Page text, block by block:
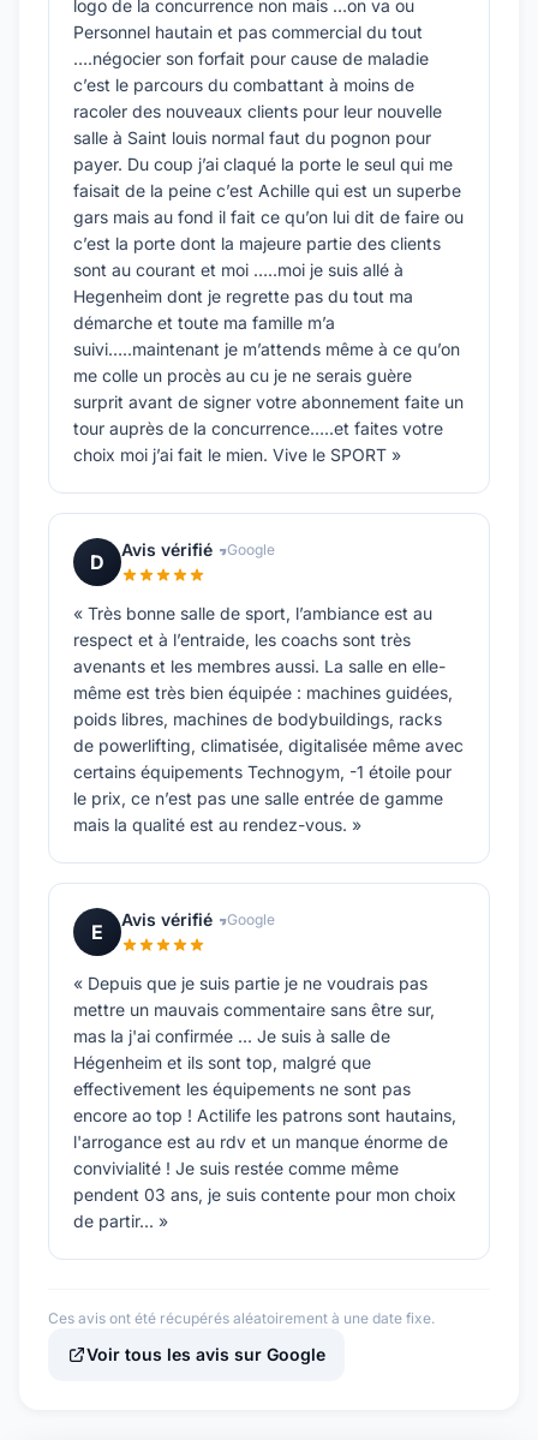
logo de la concurrence non mais …on va ou
Personnel hautain et pas commercial du tout
….négocier son forfait pour cause de maladie
c’est le parcours du combattant à moins de
racoler des nouveaux clients pour leur nouvelle
salle à Saint louis normal faut du pognon pour
payer. Du coup j’ai claqué la porte le seul qui me
faisait de la peine c’est Achille qui est un superbe
gars mais au fond il fait ce qu’on lui dit de faire ou
c’est la porte dont la majeure partie des clients
sont au courant et moi …..moi je suis allé à
Hegenheim dont je regrette pas du tout ma
démarche et toute ma famille m’a
suivi…..maintenant je m’attends même à ce qu’on
me colle un procès au cu je ne serais guère
surprit avant de signer votre abonnement faite un
tour auprès de la concurrence…..et faites votre
choix moi j’ai fait le mien. Vive le SPORT »
D
Avis vérifié Google
« Très bonne salle de sport, l’ambiance est au
respect et à l’entraide, les coachs sont très
avenants et les membres aussi. La salle en elle-
même est très bien équipée : machines guidées,
poids libres, machines de bodybuildings, racks
de powerlifting, climatisée, digitalisée même avec
certains équipements Technogym, -1 étoile pour
le prix, ce n’est pas une salle entrée de gamme
mais la qualité est au rendez-vous. »
E
Avis vérifié Google
« Depuis que je suis partie je ne voudrais pas
mettre un mauvais commentaire sans être sur,
mas la j'ai confirmée ... Je suis à salle de
Hégenheim et ils sont top, malgré que
effectivement les équipements ne sont pas
encore ao top ! Actilife les patrons sont hautains,
l'arrogance est au rdv et un manque énorme de
convivialité ! Je suis restée comme même
pendent 03 ans, je suis contente pour mon choix
de partir... »
Ces avis ont été récupérés aléatoirement à une date fixe.
Voir tous les avis sur Google